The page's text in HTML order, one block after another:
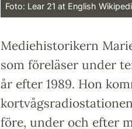
Foto: Lear 21 at English
Mediehistorikern
som föreläser under
år efter 1989. Hon
före, under och efter